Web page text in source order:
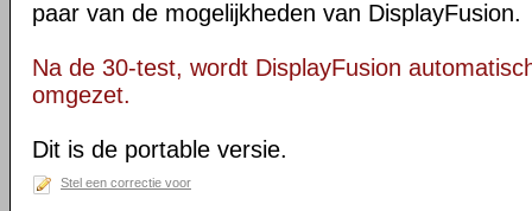
paar van de mogelijkheden van DisplayFusion.
Na de 30-test, wordt DisplayFusion
omgezet.
Dit is de portable versie.
Stel een correctie voor